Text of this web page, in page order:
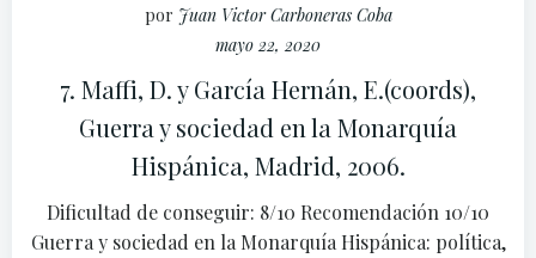
por Juan Victor Carboneras Coba
mayo 22, 2020
7. Maffi, D. y García Hernán, E.(coords),
Guerra y sociedad en la Monarquía
Hispánica, Madrid, 2006.
Dificultad de conseguir: 8/10 Recomendación 10/10
Guerra y sociedad en la Monarquía Hispánica: política,